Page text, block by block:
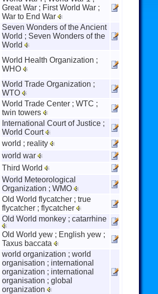
Great War ; First World War ;
War to End War
Seven Wonders of the Ancient
World ; Seven Wonders of the
World
World Health Organization ;
WHO
World Trade Organization ;
WTO
World Trade Center ; WTC ;
twin towers
International Court of Justice ;
World Court
world ; reality
world war
Third World
World Meteorological
Organization ; WMO
Old World flycatcher ; true
flycatcher ; flycatcher
Old World monkey ; catarrhine
Old World yew ; English yew ;
Taxus baccata
world organization ; world
organisation ; international
organization ; international
organisation ; global
organization